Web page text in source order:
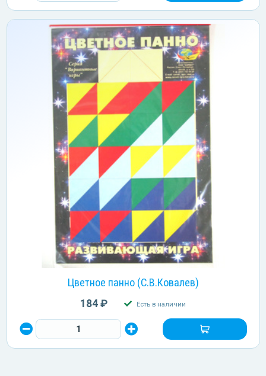
Цветное панно (С.В.Ковалев)
184 ₽ Есть в наличии